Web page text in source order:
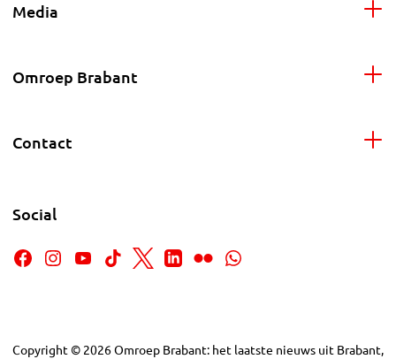
Media
Omroep Brabant
Contact
Social
Copyright © 2026Omroep Brabant: het laatste nieuws uit Brabant,